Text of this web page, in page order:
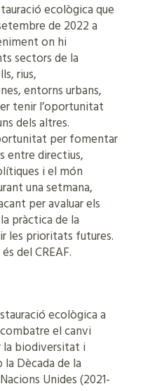
ecològica que
de 2022 a
on hi
sectors de la
rius,
entorns urbans,
tenir l’oportunitat
dels altres.
per fomentar
entre directius,
i el món
una setmana,
per avaluar els
pràctica de la
les prioritats futures.
del CREAF.
ecològica a
el canvi
la biodiversitat i
Dècada de la
Unides (2021-